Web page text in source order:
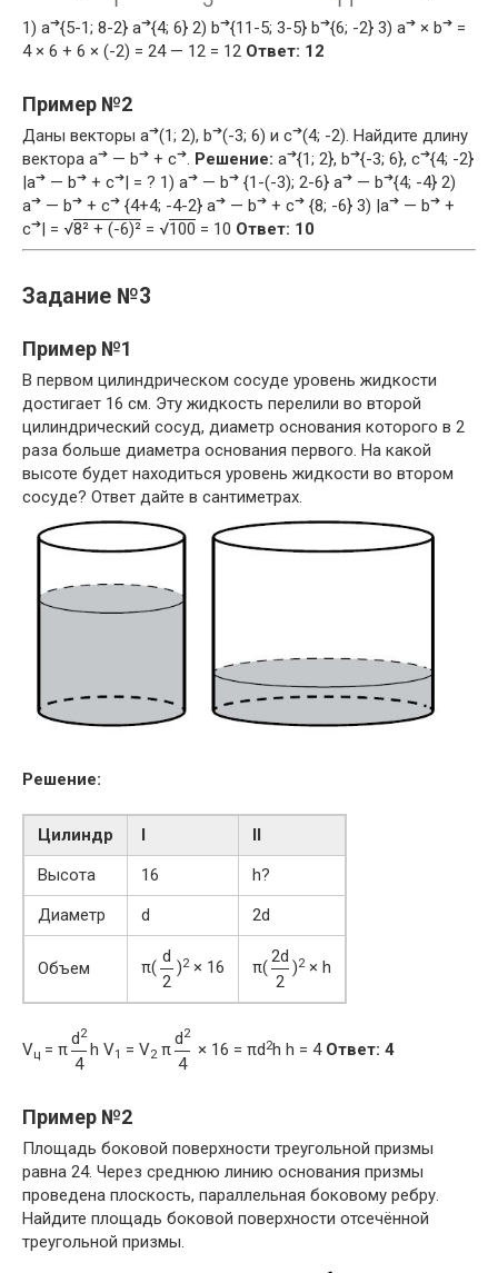
1) a➔{5-1; 8-2} a➔{4; 6} 2) b➔{11-5; 3-5} b➔{6; -2} 3) a➔ × b➔ =
4 × 6 + 6 × (-2) = 24 — 12 = 12 Ответ: 12
Пример №2
Даны векторы a➔(1; 2), b➔(-3; 6) и c➔(4; -2). Найдите длину
вектора a➔ — b➔ + c➔. Решение: a➔{1; 2}, b➔{-3; 6}, c➔{4; -2}
|a➔ — b➔ + c➔| = ? 1) a➔ — b➔ {1-(-3); 2-6} a➔ — b➔{4; -4} 2)
a➔ — b➔ + c➔ {4+4; -4-2} a➔ — b➔ + c➔ {8; -6} 3) |a➔ — b➔ +
c➔| = √8² + (-6)² = √100 = 10 Ответ: 10
Задание №3
Пример №1
В первом цилиндрическом сосуде уровень жидкости
достигает 16 см. Эту жидкость перелили во второй
цилиндрический сосуд, диаметр основания которого в 2
раза больше диаметра основания первого. На какой
высоте будет находиться уровень жидкости во втором
сосуде? Ответ дайте в сантиметрах.
Решение:
Цилиндр I
II
Высота
16
h?
Диаметр
d 2d
Объем π(
d
2
)2× 16 π(
2d
2
)2× h
Vц = π
d2
4
h V1 = V2 π
d2
4
× 16 = πd2h h = 4 Ответ: 4
Пример №2
Площадь боковой поверхности треугольной призмы
равна 24. Через среднюю линию основания призмы
проведена плоскость, параллельная боковому ребру.
Найдите площадь боковой поверхности отсечённой
треугольной призмы.